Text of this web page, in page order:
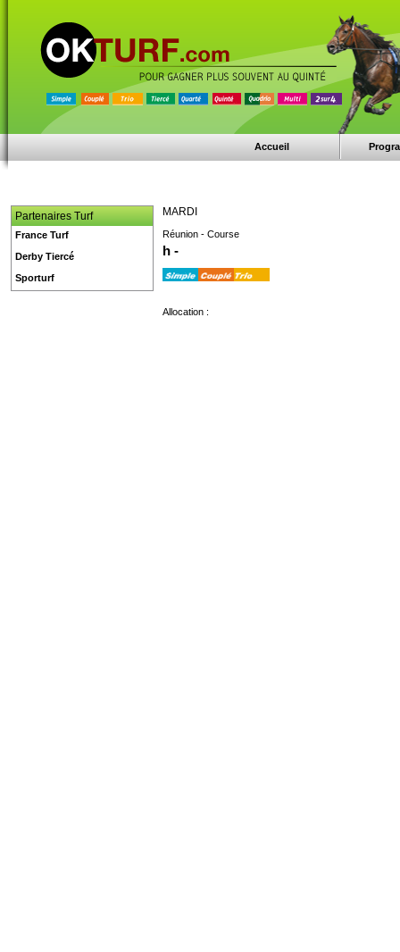
Accueil
MARDI
Réunion - Course
h -
Allocation :
Partenaires Turf
France Turf
Derby Tiercé
Sporturf